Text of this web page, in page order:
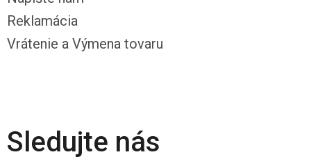
Reklamácia
Vrátenie a Výmena tovaru
Sledujte nás